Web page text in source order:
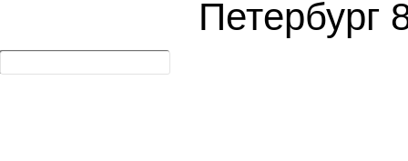
Петербург